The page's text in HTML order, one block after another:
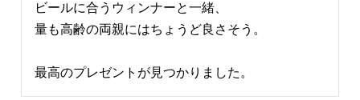
ビールに合うウィンナーと一緒、
量も高齢の両親にはちょうど良さそう。
最高のプレゼントが見つかりました。